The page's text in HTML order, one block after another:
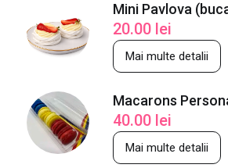
Mini Pavlova
20.00 lei
Mai multe detalii
Macarons
40.00 lei
Mai multe detalii